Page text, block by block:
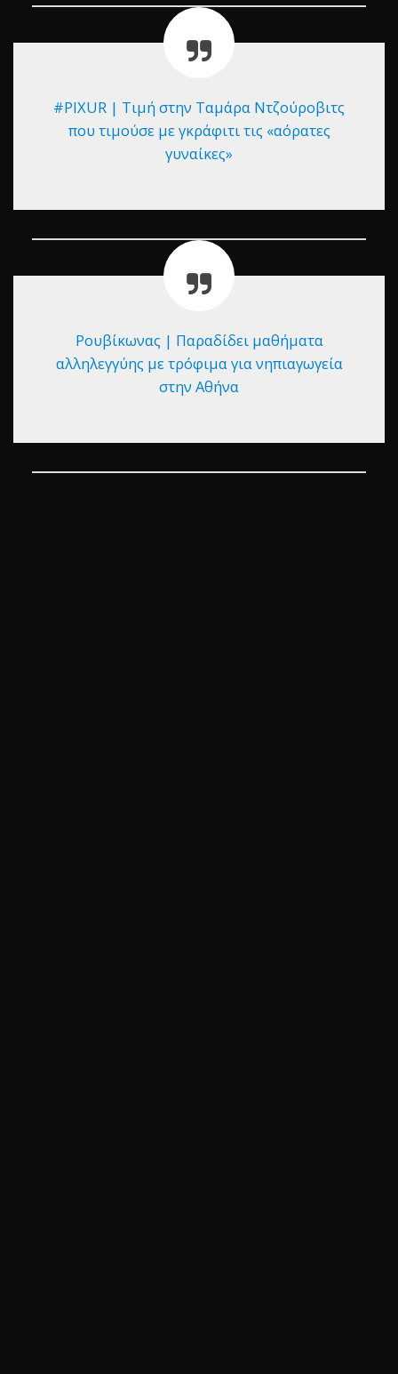
#PIXUR | Τιμή στην Ταμάρα Ντζούροβιτς
που τιμούσε με γκράφιτι τις «αόρατες
γυναίκες»
Ρουβίκωνας | Παραδίδει μαθήματα
αλληλεγγύης με τρόφιμα για νηπιαγωγεία
στην Αθήνα